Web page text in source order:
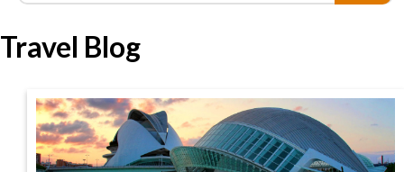
Travel Blog